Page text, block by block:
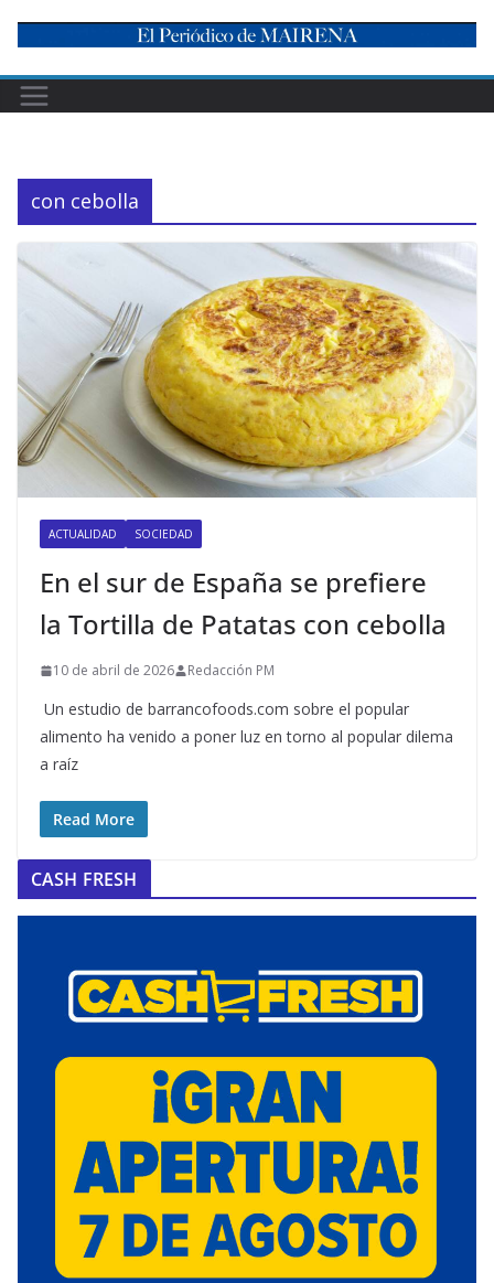
content
con cebolla
ACTUALIDAD SOCIEDAD
En el sur de España se prefiere
la Tortilla de Patatas con cebolla
10 de abril de 2026 Redacción PM
Un estudio de barrancofoods.com sobre el popular
alimento ha venido a poner luz en torno al popular dilema
a raíz
Read More
CASH FRESH